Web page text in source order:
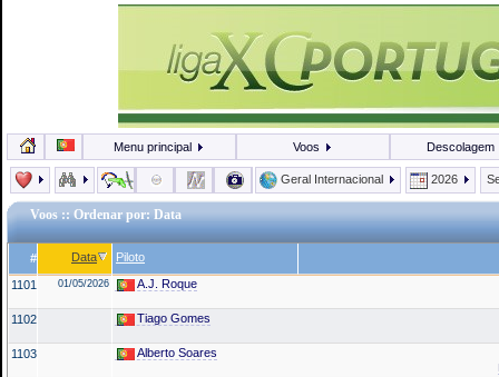
Menu principal Voos Descolagem
Geral Internacional 2026
Voos :: Ordenar por: Data
# Data Piloto
1101 01/05/2026 A.J. Roque
1102 Tiago Gomes
1103 Alberto Soares